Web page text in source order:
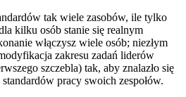
tak wiele zasobów, ile tylko
kilku osób stanie się realnym
włączysz wiele osób; niezłym
zakresu zadań liderów
szczebla) tak, aby znalazło się
pracy swoich zespołów.